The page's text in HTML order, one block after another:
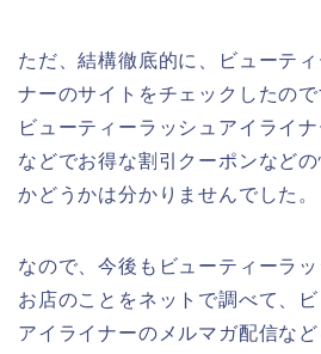
ただ、結構徹底的に、ビューテ
ナーのサイトをチェックしたので
ビューティーラッシュアイライ
などでお得な割引クーポンなど
かどうかは分かりませんでした。
なので、今後もビューティーラ
お店のことをネットで調べて、
アイライナーのメルマガ配信な